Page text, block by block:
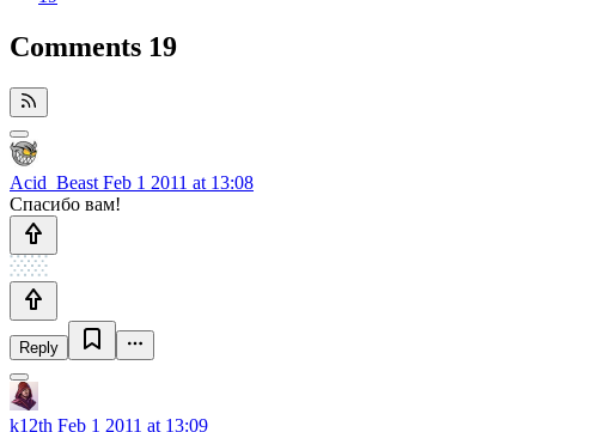
Comments 19
Acid_Beast Feb 1 2011 at 13:08
Спасибо вам!
Reply
k12th Feb 1 2011 at 13:09